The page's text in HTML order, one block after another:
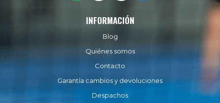
INFORMACIÓN
Blog
Quiénes somos
Contacto
Garantía cambios y devoluciones
Despachos